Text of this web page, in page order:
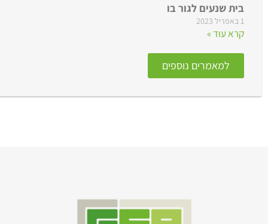
בית שנעים לגור בו
קרא עוד »
למאמרים נוספים